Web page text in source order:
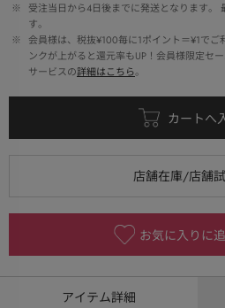
※
受注当日から4日後までに発送となります。
す。
※
会員様は、税抜¥100毎に1ポイント＝¥1で
ンクが上がると還元率もUP！会員様限定セ
サービスの詳細はこちら。
お気に入りに
アイテム詳細